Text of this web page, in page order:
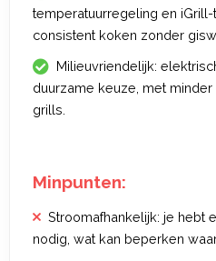
temperatuurregeling en
consistent koken zonder
Milieuvriendelijk:
duurzame keuze, met
grills.
Minpunten:
Stroomafhankelijk: je hebt
nodig, wat kan beperken